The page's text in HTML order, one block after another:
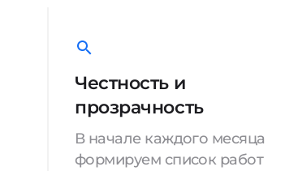
Честность и
прозрачность
В начале каждого месяца
формируем список работ